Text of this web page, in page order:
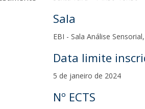
Sala
EBI - Sala Análise
Data limite
5 de janeiro de 2024
Nº ECTS